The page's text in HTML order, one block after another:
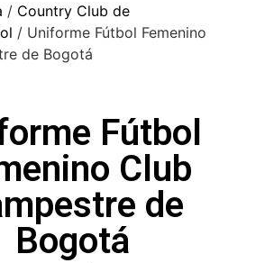
/ Country Club de
/ Uniforme Fútbol Femenino
de Bogotá
Fútbol
Club
de
Bogotá